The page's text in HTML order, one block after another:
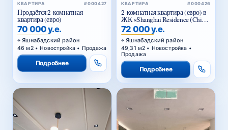
КВАРТИРА #000427
Продаётся 2-комнатная
квартира (евро)
70 000 у.е.
Яшнабадский район
46 м2 • Новостройка • Продажа
Подробнее
КВАРТИРА #000426
2-комнатная квартира (евро) в
ЖК «Shanghai Residence (China
House)»
72 000 у.е.
Яшнабадский район
49,31 м2 • Новостройка •
Продажа
Подробнее